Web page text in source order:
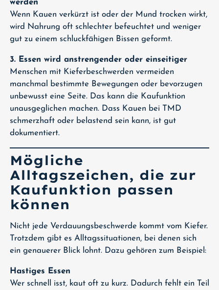
werden
Wenn Kauen verkürzt ist oder der Mund trocken wirkt,
wird Nahrung oft schlechter befeuchtet und weniger
gut zu einem schluckfähigen Bissen geformt.
3. Essen wird anstrengender oder einseitiger
Menschen mit Kieferbeschwerden vermeiden
manchmal bestimmte Bewegungen oder bevorzugen
unbewusst eine Seite. Das kann die Kaufunktion
unausgeglichen machen. Dass Kauen bei TMD
schmerzhaft oder belastend sein kann, ist gut
dokumentiert.
Mögliche
Alltagszeichen, die zur
Kaufunktion passen
können
Nicht jede Verdauungsbeschwerde kommt vom Kiefer.
Trotzdem gibt es Alltagssituationen, bei denen sich
ein genauerer Blick lohnt. Dazu gehören zum Beispiel:
Hastiges Essen
Wer schnell isst, kaut oft zu kurz. Dadurch fehlt ein Teil